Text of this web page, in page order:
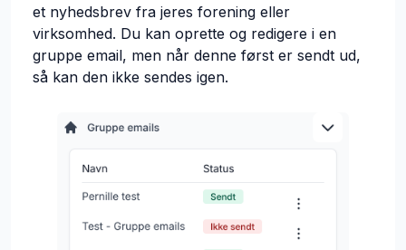
et nyhedsbrev fra jeres forening eller
virksomhed. Du kan oprette og redigere i en
gruppe email, men når denne først er sendt ud,
så kan den ikke sendes igen.